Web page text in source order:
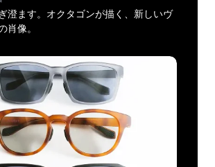
澄ます。オクタゴンが描く、新しいヴ
肖像。